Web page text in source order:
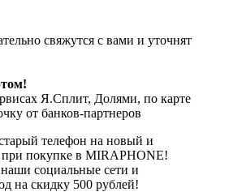
свяжутся с вами и уточнят
Я.Сплит, Долями, по карте
от банков-партнеров
телефон на новый и
при покупке в MIRAPHONE!
социальные сети и
на скидку 500 рублей!